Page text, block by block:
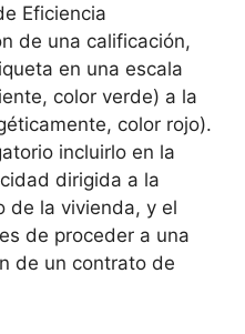
Eficiencia
de una calificación,
en una escala
color verde) a la
color rojo).
incluirlo en la
dirigida a la
de la vivienda, y el
de proceder a una
de un contrato de